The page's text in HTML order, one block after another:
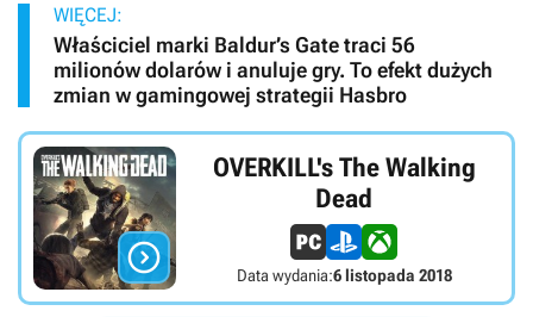
WIĘCEJ:
Właściciel marki Baldur’s Gate traci 56
milionów dolarów i anuluje gry. To efekt dużych
zmian w gamingowej strategii Hasbro

OVERKILL's The Walking
Dead
Data wydania:6 listopada 2018